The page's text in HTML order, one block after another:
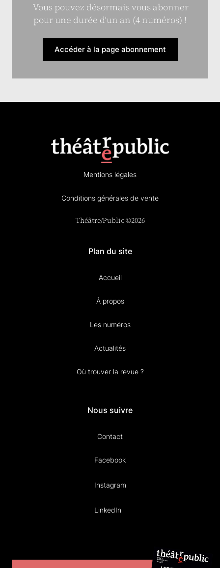
Vous pouvez désormais vous abonner
pour une durée d’un an (4 numéros) !
Accéder à la page abonnement
Mentions légales
Conditions générales de vente
Théâtre/Public ©2026
Plan du site
Accueil
À propos
Les numéros
Actualités
Où trouver la revue ?
Nous suivre
Contact
Facebook
Instagram
LinkedIn